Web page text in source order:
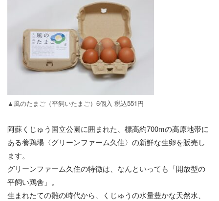
▲風のたまご（平飼いたまご）6個入 税込551円
阿蘇くじゅう国立公園に囲まれた、標高約700mの高原地帯に
ある養鶏場〈グリーンファーム久住〉の新鮮な生卵を販売し
ます。
グリーンファーム久住の特徴は、なんといっても「開放型の
平飼い鶏舎」。
生まれたての雛の時代から、くじゅうの水量豊かな天然水、